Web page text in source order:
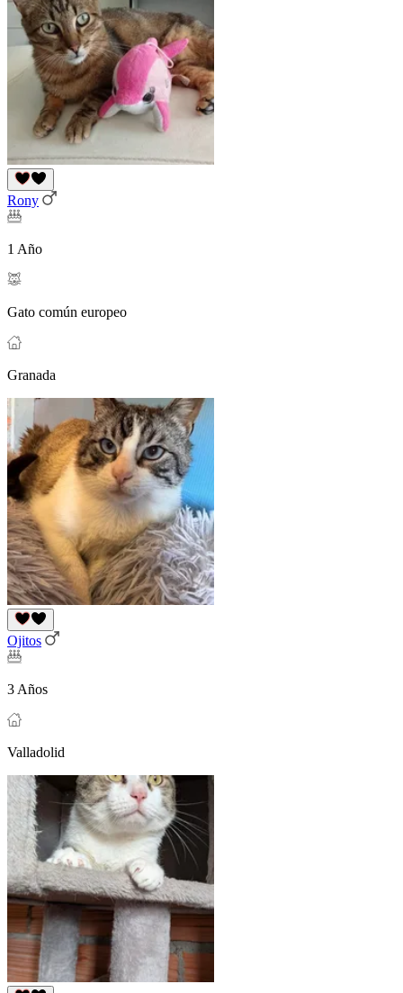
Rony
1 Año
Gato común europeo
Granada
Ojitos
3 Años
Valladolid